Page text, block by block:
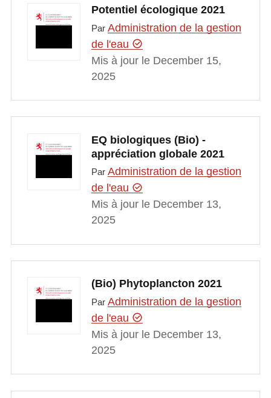
Potentiel écologique 2021
Par Administration de la gestion
de l'eau
Mis à jour le December 15,
2025
EQ biologiques (Bio) -
appréciation globale 2021
Par Administration de la gestion
de l'eau
Mis à jour le December 13,
2025
(Bio) Phytoplancton 2021
Par Administration de la gestion
de l'eau
Mis à jour le December 13,
2025